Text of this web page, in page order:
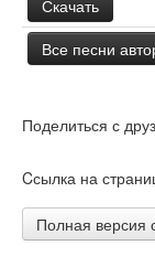
Скачать
Все песни
Поделиться с
Cсылка на
Полная версия